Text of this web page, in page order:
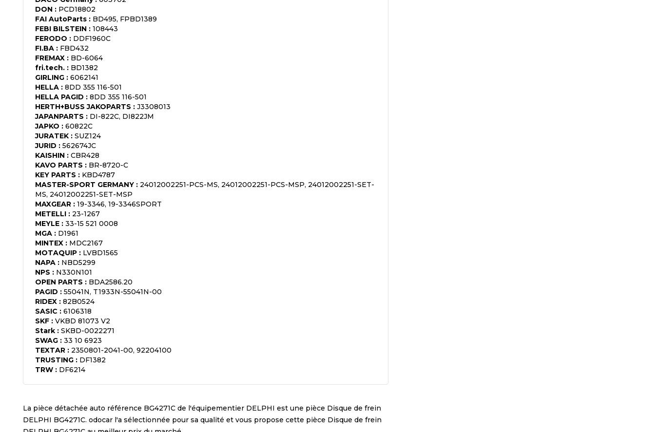
DON : PCD18802
FAI AutoParts : BD495, FPBD1389
FEBI BILSTEIN : 108443
FERODO : DDF1960C
FI.BA : FBD432
FREMAX : BD-6064
fri.tech. : BD1382
GIRLING : 6062141
HELLA : 8DD 355 116-501
HELLA PAGID : 8DD 355 116-501
HERTH+BUSS JAKOPARTS : J3308013
JAPANPARTS : DI-822C, DI822JM
JAPKO : 60822C
JURATEK : SUZ124
JURID : 562674JC
KAISHIN : CBR428
KAVO PARTS : BR-8720-C
KEY PARTS : KBD4787
MASTER-SPORT GERMANY : 24012002251-PCS-MS, 24012002251-PCS-MSP, 24012002251-SET-
MS, 24012002251-SET-MSP
MAXGEAR : 19-3346, 19-3346SPORT
METELLI : 23-1267
MEYLE : 33-15 521 0008
MGA : D1961
MINTEX : MDC2167
MOTAQUIP : LVBD1565
NAPA : NBD5299
NPS : N330N101
OPEN PARTS : BDA2586.20
PAGID : 55041N, T1933N-55041N-00
RIDEX : 82B0524
SASIC : 6106318
SKF : VKBD 81073 V2
Stark : SKBD-0022271
SWAG : 33 10 6923
TEXTAR : 2350801-2041-00, 92204100
TRUSTING : DF1382
TRW : DF6214
La pièce détachée auto référence BG4271C de l'équipementier DELPHI est une pièce Disque de frein
DELPHI BG4271C. odocar l'a sélectionnée pour sa qualité et vous propose cette pièce Disque de frein